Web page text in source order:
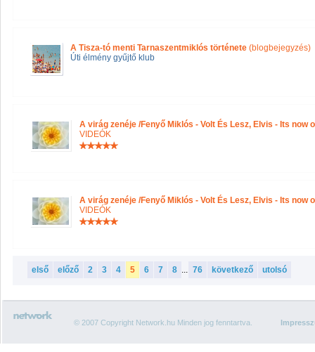
A Tisza-tó menti Tarnaszentmiklós története (blogbejegyzés)
Úti élmény gyűjtő klub
A virág zenéje /Fenyő Miklós - Volt És Lesz, Elvis - Its now
VIDEÓK
A virág zenéje /Fenyő Miklós - Volt És Lesz, Elvis - Its now
VIDEÓK
első előző 2 3 4 5 6 7 8 ... 76 következő utolsó
© 2007 Copyright Network.hu Minden jog fenntartva.